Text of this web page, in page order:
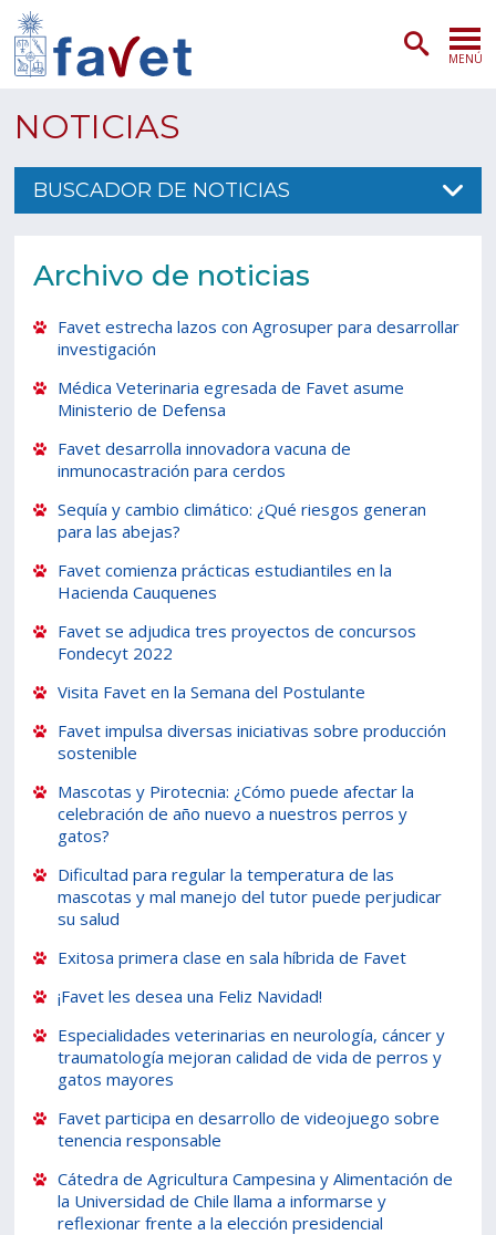
MENÚ
ADMISIÓN
POSTGRADO
INVESTIGACIÓN
EXTENSIÓN
FACULTAD
Estudiantes
Académicos
NOTICIAS
BUSCADOR DE NOTICIAS
Archivo de noticias
Favet estrecha lazos con Agrosuper para desarrollar
investigación
Médica Veterinaria egresada de Favet asume
Ministerio de Defensa
Favet desarrolla innovadora vacuna de
inmunocastración para cerdos
Sequía y cambio climático: ¿Qué riesgos generan
para las abejas?
Favet comienza prácticas estudiantiles en la
Hacienda Cauquenes
Favet se adjudica tres proyectos de concursos
Fondecyt 2022
Visita Favet en la Semana del Postulante
Favet impulsa diversas iniciativas sobre producción
sostenible
Mascotas y Pirotecnia: ¿Cómo puede afectar la
celebración de año nuevo a nuestros perros y
gatos?
Dificultad para regular la temperatura de las
mascotas y mal manejo del tutor puede perjudicar
su salud
Exitosa primera clase en sala híbrida de Favet
¡Favet les desea una Feliz Navidad!
Especialidades veterinarias en neurología, cáncer y
traumatología mejoran calidad de vida de perros y
gatos mayores
Favet participa en desarrollo de videojuego sobre
tenencia responsable
Cátedra de Agricultura Campesina y Alimentación de
la Universidad de Chile llama a informarse y
reflexionar frente a la elección presidencial